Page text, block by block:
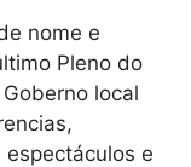
nome e
Pleno do
local
e